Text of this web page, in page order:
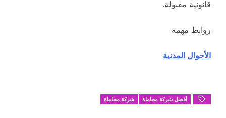
قانونية مقبولة.
روابط مهمة
الأحوال المدنية
أفضل شركة محاماة شركة محاماة